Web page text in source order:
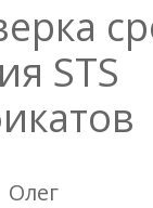
STS
Олег